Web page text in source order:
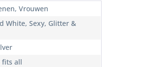
Vrouwen
White, Sexy, Glitter &
fits all